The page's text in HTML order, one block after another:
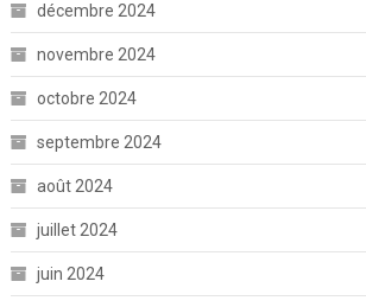
décembre 2024
novembre 2024
octobre 2024
septembre 2024
août 2024
juillet 2024
juin 2024